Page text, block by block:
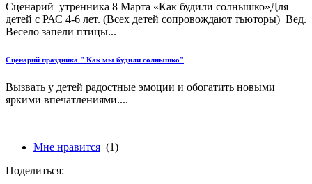
Сценарий утренника 8 Марта «Как будили солнышко»Для
детей с РАС 4-6 лет. (Всех детей сопровождают тьюторы) Вед.
Весело запели птицы...
Сценарий праздника " Как мы будили солнышко"
Вызвать у детей радостные эмоции и обогатить новыми
яркими впечатлениями....
Мне нравится (1)
Поделиться: